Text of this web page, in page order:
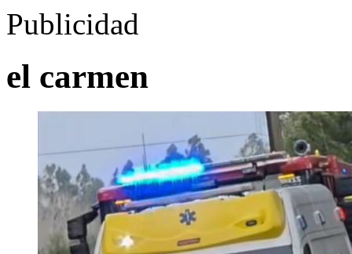
Publicidad
el carmen